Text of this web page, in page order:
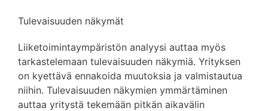
Tulevaisuuden näkymät
Liiketoimintaympäristön analyysi auttaa myös
tarkastelemaan tulevaisuuden näkymiä. Yrityksen
on kyettävä ennakoida muutoksia ja valmistautua
niihin. Tulevaisuuden näkymien ymmärtäminen
auttaa yritystä tekemään pitkän aikavälin